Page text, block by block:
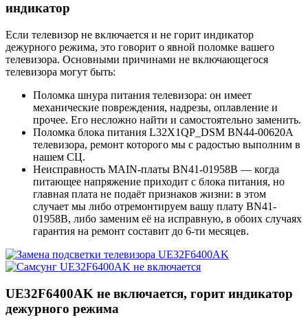
индикатор
Если телевизор не включается и не горит индикатор
дежурного режима, это говорит о явной поломке вашего
телевизора. Основными причинами не включающегося
телевизора могут быть:
Поломка шнура питания телевизора: он имеет
механические повреждения, надрезы, оплавление и
прочее. Его несложно найти и самостоятельно заменить.
Поломка блока питания L32X1QP_DSM BN44-00620A
телевизора, ремонт которого мы с радостью выполним в
нашем СЦ.
Неисправность MAIN-платы BN41-01958B — когда
питающее напряжение приходит с блока питания, но
главная плата не подаёт признаков жизни: в этом
случает мы либо отремонтируем вашу плату BN41-
01958B, либо заменим её на исправную, в обоих случаях
гарантия на ремонт составит до 6-ти месяцев.
UE32F6400AK не включается, горит индикатор
дежурного режима